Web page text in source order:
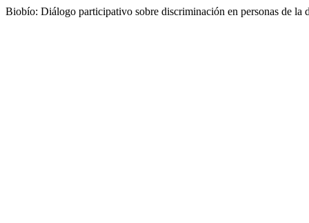
Biobío: Diálogo participativo sobre discriminación en personas de la